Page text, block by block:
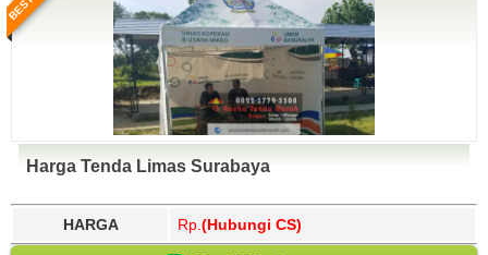
Harga Tenda Limas Surabaya
HARGA Rp. (Hubungi CS)